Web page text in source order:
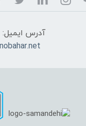
آدرس ایمیل: